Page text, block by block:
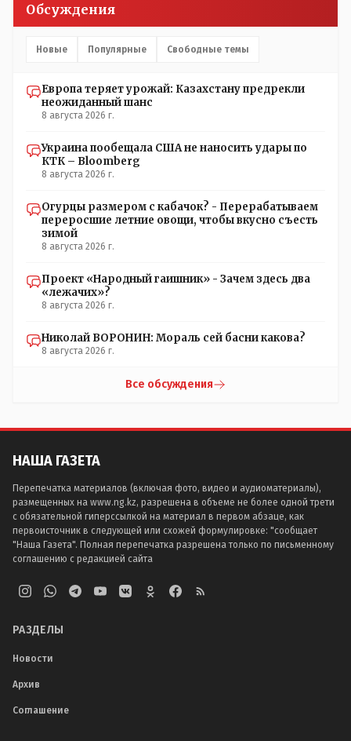
Обсуждения
Новые Популярные Свободные темы
Европа теряет урожай: Казахстану предрекли
неожиданный шанс
8 августа 2026 г.
Украина пообещала США не наносить удары по
КТК – Bloomberg
8 августа 2026 г.
Огурцы размером с кабачок? - Перерабатываем
переросшие летние овощи, чтобы вкусно съесть
зимой
8 августа 2026 г.
Проект «Народный гаишник» - Зачем здесь два
«лежачих»?
8 августа 2026 г.
Николай ВОРОНИН: Мораль сей басни какова?
8 августа 2026 г.
Все обсуждения
НАША ГАЗЕТА
Перепечатка материалов (включая фото, видео и аудиоматериалы),
размещенных на www.ng.kz, разрешена в объеме не более одной трети
с обязательной гиперссылкой на материал в первом абзаце, как
первоисточник в следующей или схожей формулировке: "сообщает
"Наша Газета". Полная перепечатка разрешена только по письменному
соглашению с редакцией сайта
РАЗДЕЛЫ
Новости
Архив
Соглашение